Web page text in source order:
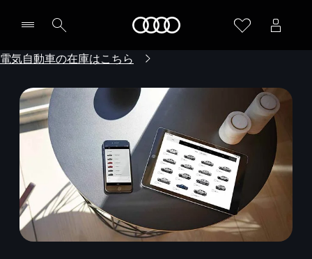
電気自動車の在庫はこちら